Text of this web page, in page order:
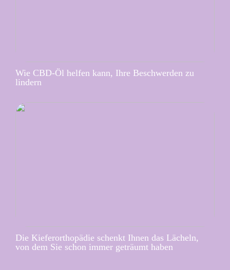
Wie CBD-Öl helfen kann, Ihre Beschwerden zu
lindern
Die Kieferorthopädie schenkt Ihnen das Lächeln,
von dem Sie schon immer geträumt haben